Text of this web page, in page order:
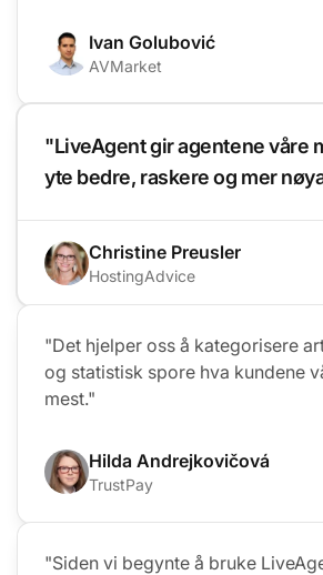
Ivan Golubović
AVMarket
"LiveAgent gir agentene våre
yte bedre, raskere og mer
Christine Preusler
HostingAdvice
"Det hjelper oss å kategorisere
og statistisk spore hva kundene
mest."
Hilda Andrejkovičová
TrustPay
"Siden vi begynte å bruke